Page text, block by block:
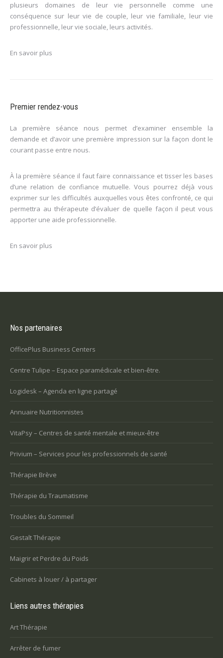
plusieurs domaines de leur vie personnelle comme une
conséquence sur leur vie de couple, leur vie familiale, leur vie
professionnelle, leur vie sociale, leurs activités.
En savoir plus
Premier rendez-vous
La première séance nous permet d’examiner ensemble la
demande et d’avoir une première impression sur la façon dont le
courant passe entre nous.
À la première séance il faut faire connaissance et tisser les bases
d’une relation de confiance mutuelle. Vous pourrez déjà vous
exprimer sur les difficultés auxquelles vous êtes confronté, ce qui
permettra au thérapeute d’évaluer de quelle façon il peut vous
apporter une aide professionnelle.
En savoir plus
Nos partenaires
OfficePlus Business Centers
Centre Tulipe – Espace paramédicale et bien-être.
Logidesk – Agenda en ligne partagé
Annuaire Nutritionnistes
VitaPsy – Centres de santé mentale et mieux-être
Privium – Services pour les professionnels de santé
Thérapie Brève
Thérapie du Traumatisme
Troubles du Sommeil
Gestalt Thérapie
Maigrir et Perdre du Poids
Cabinets à louer / à partager
Liens autres thérapies
Art Thérapie
Arrêter de fumer